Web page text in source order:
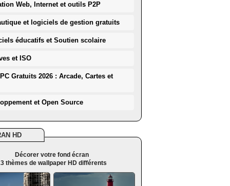
Web, Internet et outils P2P
et logiciels de gestion gratuits
éducatifs et Soutien scolaire
et ISO
Gratuits 2026 : Arcade, Cartes et
et Open Source
HD
Décorer votre fond écran
thèmes de wallpaper HD différents